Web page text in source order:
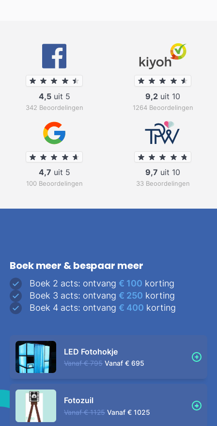
4,5uit 5
342 Beoordelingen
9,2 uit 10
1264 Beoordelingen
4,7 uit 5
100 Beoordelingen
9,7 uit 10
33 Beoordelingen
Boek meer & bespaar meer
Boek 2 acts: ontvang € 100 korting
Boek 3 acts: ontvang € 250 korting
Boek 4 acts: ontvang € 400 korting
LED Fotohokje
Vanaf € 795 Vanaf € 695
Fotozuil
Vanaf € 1125 Vanaf € 1025